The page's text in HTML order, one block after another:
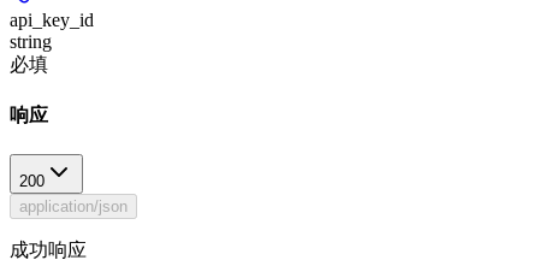
api_key_id
string
必填
响应
200
application/json
成功响应